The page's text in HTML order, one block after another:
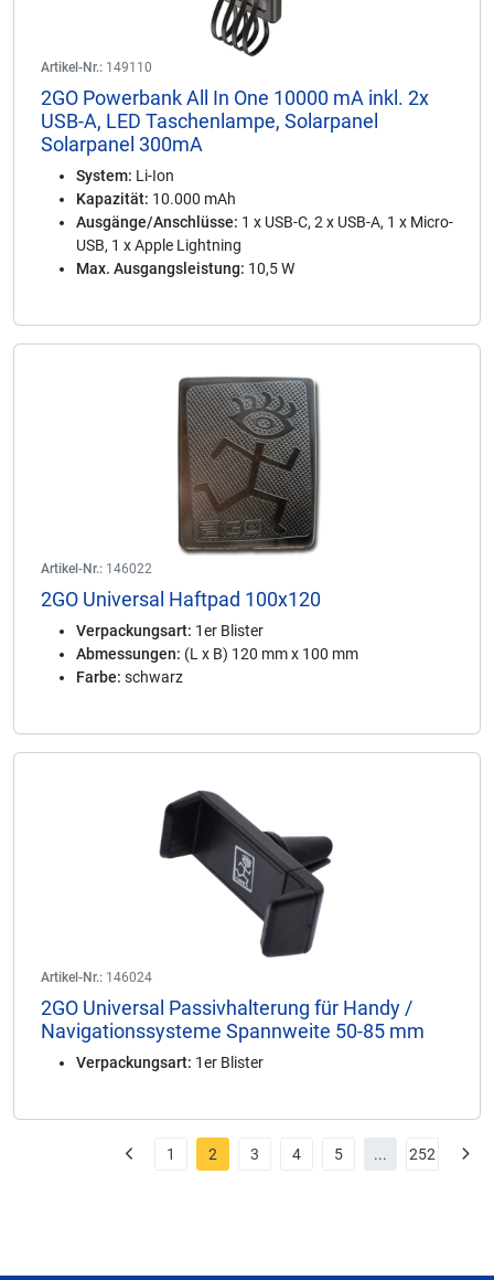
Artikel-Nr.: 149110
2GO Powerbank All In One 10000 mA inkl. 2x
USB-A, LED Taschenlampe, Solarpanel
Solarpanel 300mA
System: Li-Ion
Kapazität: 10.000 mAh
Ausgänge/Anschlüsse: 1 x USB-C, 2 x USB-A, 1 x Micro-
USB, 1 x Apple Lightning
Max. Ausgangsleistung: 10,5 W
Artikel-Nr.: 146022
2GO Universal Haftpad 100x120
Verpackungsart: 1er Blister
Abmessungen: (L x B) 120 mm x 100 mm
Farbe: schwarz
Artikel-Nr.: 146024
2GO Universal Passivhalterung für Handy /
Navigationssysteme Spannweite 50-85 mm
Verpackungsart: 1er Blister
1 2 3 4 5 ... 252